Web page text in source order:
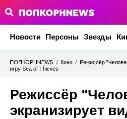
Новости Персоны Звезды
ПОПКОРНNEWS / Кино / Режиссёр
игру Sea of Thieves
Режиссёр
экранизирует